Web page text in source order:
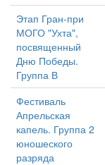
Этап Гран-при
МОГО "Ухта",
посвященный
Дню Победы.
Группа В
Фестиваль
Апрельская
капель. Группа 2
юношеского
разряда